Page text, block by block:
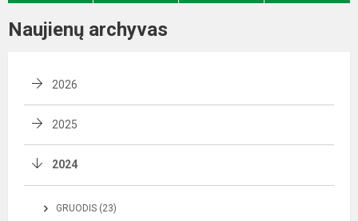
Naujienų archyvas
2026
2025
2024
GRUODIS (23)